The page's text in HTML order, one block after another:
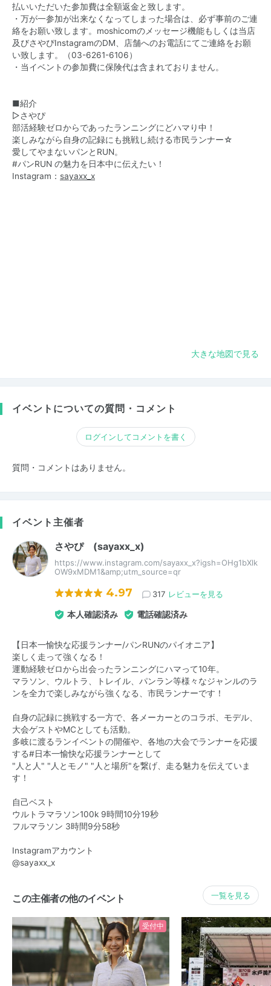
払いいただいた参加費は全額返金と致します。
・万が一参加が出来なくなってしまった場合は、必ず事前のご連
絡をお願い致します。moshicomのメッセージ機能もしくは当店
及びさやぴInstagramのDM、店舗へのお電話にてご連絡をお願
い致します。（03-6261-6106）
・当イベントの参加費に保険代は含まれておりません。
■紹介
▷さやぴ
部活経験ゼロからであったランニングにどハマり中！
楽しみながら自身の記録にも挑戦し続ける市民ランナー☆
愛してやまないパンとRUN。
#パンRUN の魅力を日本中に伝えたい！
Instagram： sayaxx_x
大きな地図で見る
イベントについての質問・コメント
ログインしてコメントを書く
質問・コメントはありません。
イベント主催者
さやぴ (sayaxx_x)
https://www.instagram.com/sayaxx_x?igsh=OHg1bXlk
OW9xMDM1&amp;utm_source=qr
4.97 317 レビューを見る
本人確認済み 電話確認済み
【日本一愉快な応援ランナー/パンRUNのパイオニア】
楽しく走って強くなる！
運動経験ゼロから出会ったランニングにハマって10年。
マラソン、ウルトラ、トレイル、パンラン等様々なジャンルのラ
ンを全力で楽しみながら強くなる、市民ランナーです！
自身の記録に挑戦する一方で、各メーカーとのコラボ、モデル、
大会ゲストやMCとしても活動。
多岐に渡るランイベントの開催や、各地の大会でランナーを応援
する#日本一愉快な応援ランナーとして
"人と人" "人とモノ" "人と場所"を繋げ、走る魅力を伝えていま
す！
自己ベスト
ウルトラマラソン100k 9時間10分19秒
フルマラソン 3時間9分58秒
Instagramアカウント
@sayaxx_x
この主催者の他のイベント 一覧を見る
受付中